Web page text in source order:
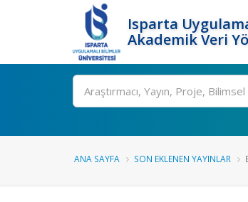
Isparta
Akademik Veri
Ara
ANA SAYFA SON EKLENEN YAYINLAR